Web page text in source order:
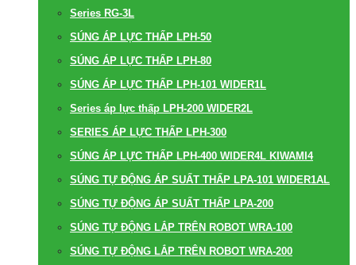
Series RG-3L
SÚNG ÁP LỰC THẤP LPH-50
SÚNG ÁP LỰC THẤP LPH-80
SÚNG ÁP LỰC THẤP LPH-101 WIDER1L
Series áp lực thấp LPH-200 WIDER2L
SERIES ÁP LỰC THẤP LPH-300
SÚNG ÁP LỰC THẤP LPH-400 WIDER4L KIWAMI4
SÚNG TỰ ĐỘNG ÁP SUẤT THẤP LPA-101 WIDER1AL
SÚNG TỰ ĐỘNG ÁP SUẤT THẤP LPA-200
SÚNG TỰ ĐỘNG LẮP TRÊN ROBOT WRA-100
SÚNG TỰ ĐỘNG LẮP TRÊN ROBOT WRA-200